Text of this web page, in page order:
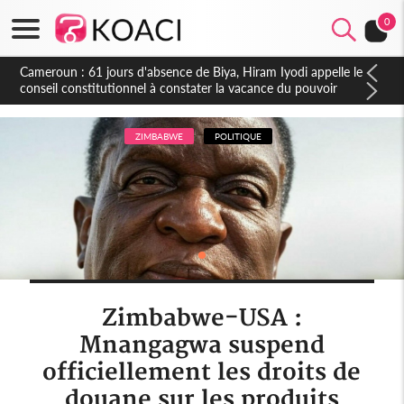
0
Côte d'Ivoire : Fin de la pagaille au PDCI-RDA, Lessiehi bannit
les mouvements sauvages
ZIMBABWE POLITIQUE
Zimbabwe-USA :
Mnangagwa suspend
officiellement les droits de